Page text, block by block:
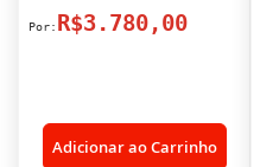
R$3.780,00
Adicionar ao Carrinho